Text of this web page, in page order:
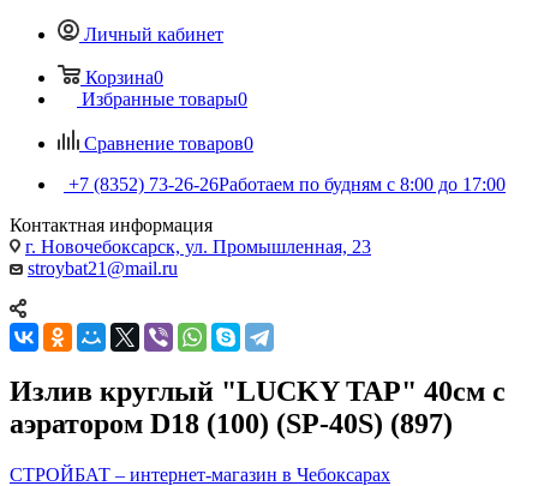
Личный кабинет
Корзина0
Избранные товары0
Сравнение товаров0
+7 (8352) 73-26-26Работаем по будням с 8:00 до 17:00
Контактная информация
г. Новочебоксарск, ул. Промышленная, 23
stroybat21@mail.ru
Излив круглый "LUCKY TAP" 40см с
аэратором D18 (100) (SP-40S) (897)
СТРОЙБАТ – интернет-магазин в Чебоксарах